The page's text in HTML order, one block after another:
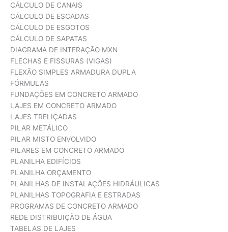
CÁLCULO DE CANAIS
CÁLCULO DE ESCADAS
CÁLCULO DE ESGOTOS
CÁLCULO DE SAPATAS
DIAGRAMA DE INTERAÇÃO MXN
FLECHAS E FISSURAS (VIGAS)
FLEXÃO SIMPLES ARMADURA DUPLA
FÓRMULAS
FUNDAÇÕES EM CONCRETO ARMADO
LAJES EM CONCRETO ARMADO
LAJES TRELIÇADAS
PILAR METÁLICO
PILAR MISTO ENVOLVIDO
PILARES EM CONCRETO ARMADO
PLANILHA EDIFÍCIOS
PLANILHA ORÇAMENTO
PLANILHAS DE INSTALAÇÕES HIDRÁULICAS
PLANILHAS TOPOGRAFIA E ESTRADAS
PROGRAMAS DE CONCRETO ARMADO
REDE DISTRIBUIÇÃO DE ÁGUA
TABELAS DE LAJES